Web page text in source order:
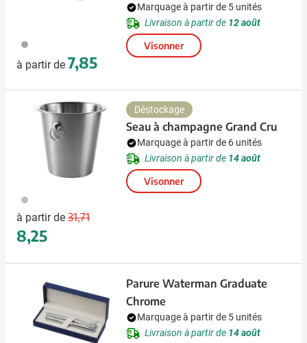
032
à partir de 7,85
Marquage à partir de 5 unités
Livraison à partir de 12 août
Visonner
032
à partir de Prix normal
31,71
8,25
Déstockage
Seau à champagne Grand Cru
Marquage à partir de 6 unités
Livraison à partir de 14 août
Visonner
Parure Waterman Graduate
Chrome
Marquage à partir de 5 unités
Livraison à partir de 14 août